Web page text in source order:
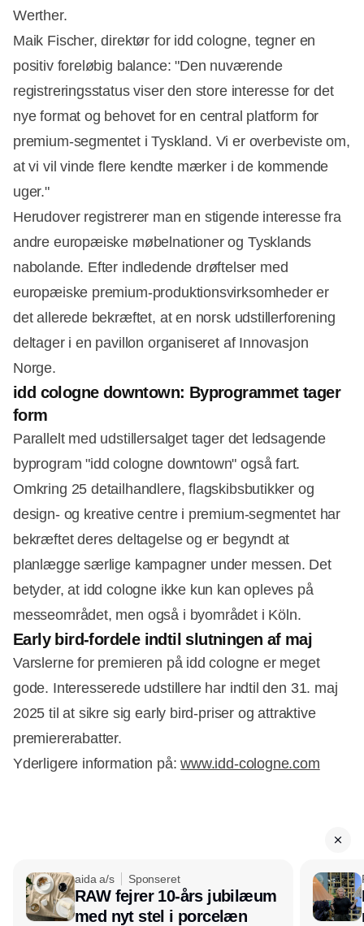
Werther.
Maik Fischer, direktør for idd cologne, tegner en
positiv foreløbig balance: "Den nuværende
registreringsstatus viser den store interesse for det
nye format og behovet for en central platform for
premium-segmentet i Tyskland. Vi er overbeviste om,
at vi vil vinde flere kendte mærker i de kommende
uger."
Herudover registrerer man en stigende interesse fra
andre europæiske møbelnationer og Tysklands
nabolande. Efter indledende drøftelser med
europæiske premium-produktionsvirksomheder er
det allerede bekræftet, at en norsk udstillerforening
deltager i en pavillon organiseret af Innovasjon
Norge.
idd cologne downtown: Byprogrammet tager
form
Parallelt med udstillersalget tager det ledsagende
byprogram "idd cologne downtown" også fart.
Omkring 25 detailhandlere, flagskibsbutikker og
design- og kreative centre i premium-segmentet har
bekræftet deres deltagelse og er begyndt at
planlægge særlige kampagner under messen. Det
betyder, at idd cologne ikke kun kan opleves på
messeområdet, men også i byområdet i Köln.
Early bird-fordele indtil slutningen af maj
Varslerne for premieren på idd cologne er meget
gode. Interesserede udstillere har indtil den 31. maj
2025 til at sikre sig early bird-priser og attraktive
premiererabatter.
Yderligere information på:www.idd-cologne.com
aida a/s Sponseret
RAW fejrer 10-års jubilæum
med nyt stel i porcelæn